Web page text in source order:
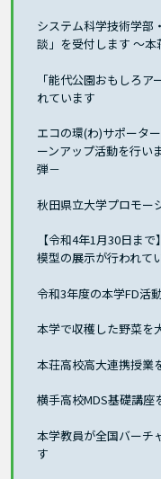
システム科学技術学部
談」を受付します ～
「能代公園おもしろ
れています
エコの環(わ)サポータ
ーンアップ活動を行い
弾－
秋田県立大学プロモー
【令和4年1月30日ま
模型の展示が行われて
令和3年度の本学FD活
本学で収穫した野菜を
本荘高校高大連携授業
横手高校MDS基礎講座
本学教員が全国バーチ
す